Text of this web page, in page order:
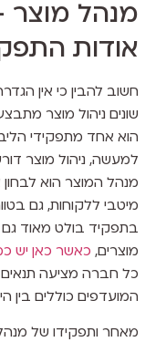
מנהל מוצר
אודות
חשוב להבין כי אין
שונים ניהול מוצר
הוא אחד מתפקידי
למעשה, ניהול מוצר
מנהל המוצר הוא לבחון
מיטבי ללקוחות, גם
בתפקיד בולט מאוד גם
מוצרים,כאשר כאן יש
כל חברה מציעה תנאים
המועדפים כוללים בין
מאחר ותפקידו של מנהל